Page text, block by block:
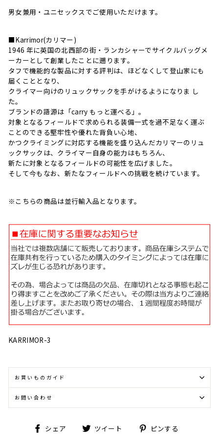
男女兼用・ユニセックスでご使用いただけます。
■Karrimor(カリマー)
1946 年に英国の北西部の街・ランカシャーでサイクルバッグメ
ーカーとして創業したことに遡ります。
タフで機能的な製品に対する評判は、ほどなくして登山家にも
届くこととなり、
クライマー向けのリュックサックを手がけるようになりま し
た。
ブランドの語源は「carry もっと運べる」。
対象となるフィールドで求められる装備一式を過不足なく運ぶ
ことのできる堅牢性や優れた背負い心地、
かつクライミングに対応する機能を盛り込んだカリマーのリュ
ックサックは、クライマー自身の能力はもちろん、
新たに対象となるフィールドの可能性を広げました。
そして今もなお、新たなフィールドへの挑戦を続けています。
※こちらの商品は並行輸入品となります。
KARRIMOR-3
お買いものガイド
お問い合わせ
シェア
Facebookツイート
Twitterピンする